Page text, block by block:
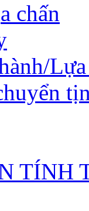
chấn
TÍNH